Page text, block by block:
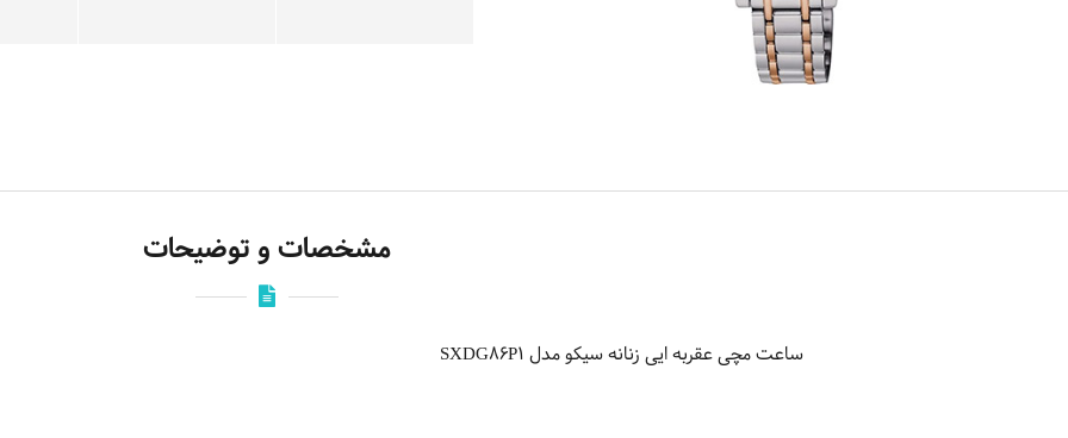
مشخصات و توضیحات
ساعت مچی عقربه ایی زنانه سیکو مدل SXDG86P1